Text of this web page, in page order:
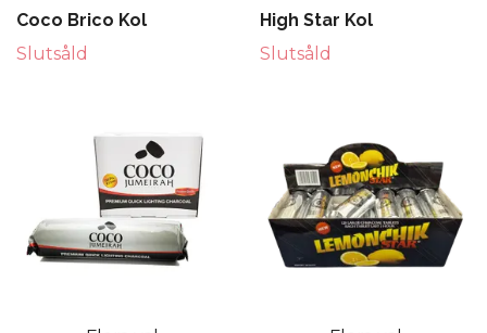
Coco Brico Kol
Slutsåld
High Star Kol
Slutsåld